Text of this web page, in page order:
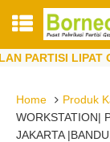
LIPAT
Home
Produk
WORKSTATION|
JAKARTA